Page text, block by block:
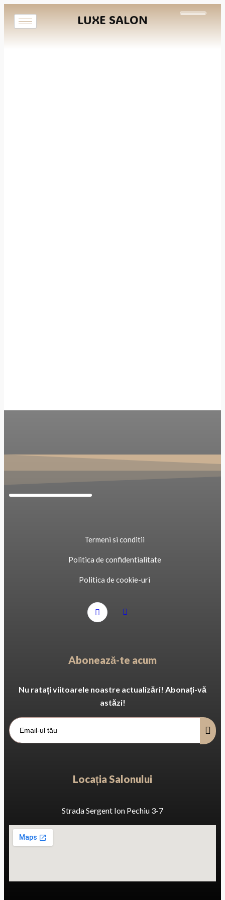
LUXE SALON
Termeni si conditii
Politica de confidentialitate
Politica de cookie-uri
Abonează-te acum
Nu ratați viitoarele noastre actualizări! Abonați-vă
astăzi!
Locația Salonului
Strada Sergent Ion Pechiu 3-7